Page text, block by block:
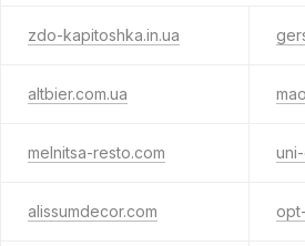
zdo-kapitoshka.in.ua
altbier.com.ua
melnitsa-resto.com
alissumdecor.com